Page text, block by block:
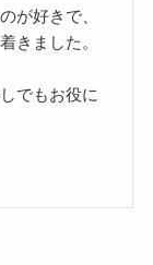
が好きで、
きました。
でもお役に